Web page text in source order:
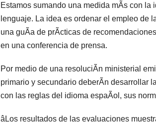
Estamos sumando una medida mÃs con
lenguaje. La idea es ordenar el empleo de
una guÃa de prÃcticas de
en una conferencia de prensa.
Por medio de una resoluciÃn ministerial
primario y secundario deberÃn desarrollar
con las reglas del idioma espaÃol, sus
âLos resultados de las evaluaciones